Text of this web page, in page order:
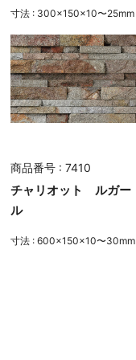
寸法 : 300×150×10〜25mm
商品番号 : 7410
チャリオット ルガー
ル
寸法 : 600×150×10〜30mm